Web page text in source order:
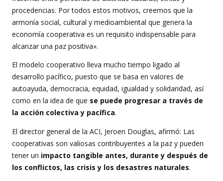
procedencias. Por todos estos motivos, creemos que la
armonía social, cultural y medioambiental que genera la
economía cooperativa es un requisito indispensable para
alcanzar una paz positiva».
El modelo cooperativo lleva mucho tiempo ligado al
desarrollo pacífico, puesto que se basa en valores de
autoayuda, democracia, equidad, igualdad y solidaridad, así
como en la idea de que se puede progresar a través de
la acción colectiva y pacífica.
El director general de la ACI, Jeroen Douglas, afirmó: Las
cooperativas son valiosas contribuyentes a la paz y pueden
tener un impacto tangible antes, durante y después de
los conflictos, las crisis y los desastres naturales.